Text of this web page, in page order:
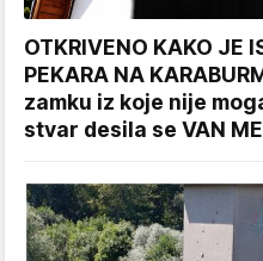
OTKRIVENO KAKO JE
PEKARA NA
zamku iz koje nije
stvar desila se VAN